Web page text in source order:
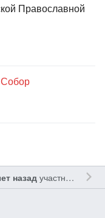
Православной
назадучастником